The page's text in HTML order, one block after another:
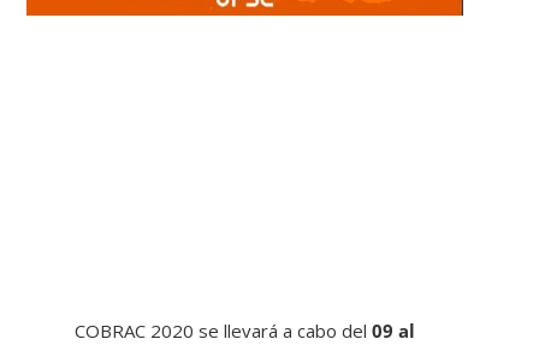
COBRAC 2020 se llevará a cabo del09 al